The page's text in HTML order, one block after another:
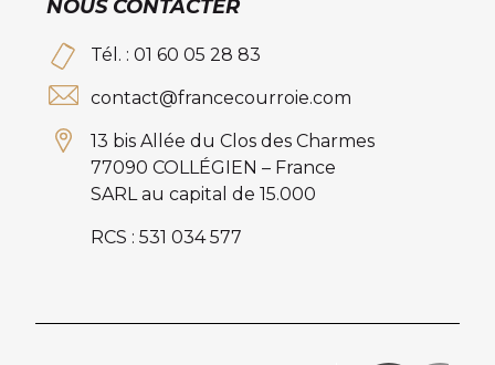
NOUS CONTACTER
Tél. : 01 60 05 28 83
contact@francecourroie.com
13 bis Allée du Clos des Charmes
77090 COLLÉGIEN – France
SARL au capital de 15.000
RCS : 531 034 577